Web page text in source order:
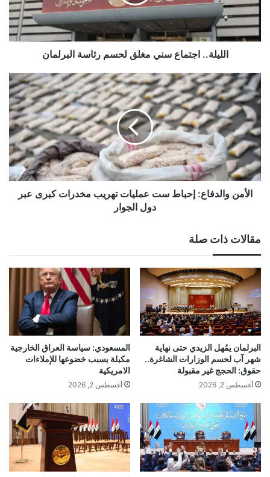
البرلمان
الليلة.. اجتماع سني مغلق لحسم رئاسة البرلمان
الأمن
والدفاع:
إحباط
ست
عمليات
تهريب
مخدرات
كبرى
عبر
دولالأمن والدفاع: إحباط ست عمليات تهريب مخدرات كبرى عبر
دول الجوار
مقالات ذات صلة
البرلمان يمُهل الزيدي حتى نهاية
شهر آب لحسم الوزارات الشاغرة..
حقوق: الحجج غير مقبولة
أغسطس 2, 2026
المسعودي: سياسة العراق الخارجية
مكبلة بسبب خضوعها للإملاءات
الامريكية
أغسطس 2, 2026